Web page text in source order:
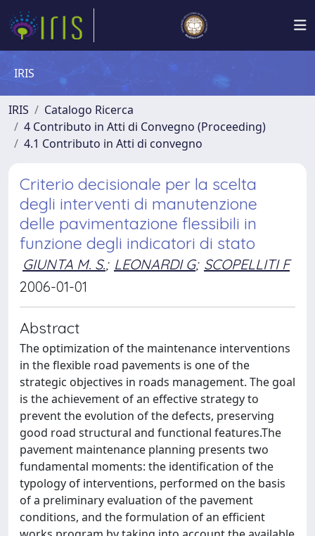
IRIS
IRIS
Catalogo Ricerca
4 Contributo in Atti di Convegno (Proceeding)
4.1 Contributo in Atti di convegno
Criterio decisionale per la scelta
degli interventi di manutenzione
delle pavimentazione flessibili in
funzione degli indicatori di stato
GIUNTA M. S.; LEONARDI G; SCOPELLITI F
2006-01-01
Abstract
The optimization of the maintenance interventions
in the flexible road pavements is one of the
strategic objectives in roads management. The goal
is the achievement of an effective strategy to
prevent the evolution of the defects, preserving
good road structural and functional features.The
pavement maintenance planning presents two
fundamental moments: the identification of the
typology of interventions, performed on the basis
of a preliminary evaluation of the pavement
conditions, and the formulation of an efficient